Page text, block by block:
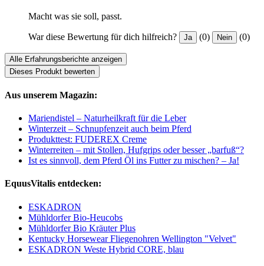
Macht was sie soll, passt.
War diese Bewertung für dich hilfreich? Ja (0) Nein (0)
Alle Erfahrungsberichte anzeigen
Dieses Produkt bewerten
Aus unserem Magazin:
Mariendistel – Naturheilkraft für die Leber
Winterzeit – Schnupfenzeit auch beim Pferd
Produkttest: FUDEREX Creme
Winterreiten – mit Stollen, Hufgrips oder besser „barfuß“?
Ist es sinnvoll, dem Pferd Öl ins Futter zu mischen? – Ja!
EquusVitalis entdecken:
ESKADRON
Mühldorfer Bio-Heucobs
Mühldorfer Bio Kräuter Plus
Kentucky Horsewear Fliegenohren Wellington "Velvet"
ESKADRON Weste Hybrid CORE, blau